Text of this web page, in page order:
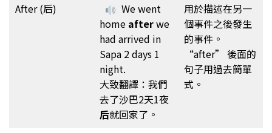
After (后)
We went
home afterwe
had arrived in
Sapa 2 days 1
night.
大致翻譯：我們
去了沙巴2天1夜
后就回家了。
用於描述在另一
個事件之後發生
的事件。
“after” 後面的
句子用過去簡單
式。